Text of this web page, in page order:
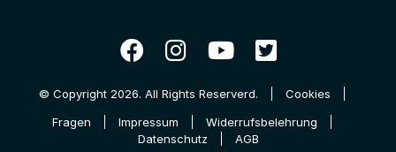
© Copyright 2026. All Rights Reserverd.
Cookies
Fragen
Impressum
Widerrufsbelehrung
Datenschutz
AGB